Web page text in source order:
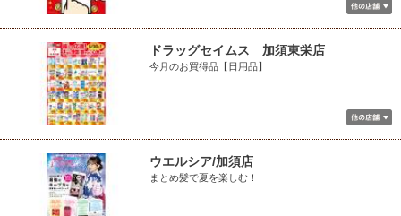
ドラッグセイムス 加須東栄店
今月のお買得品【日用品】
ウエルシア/加須店
まとめ髪で夏を楽しむ！